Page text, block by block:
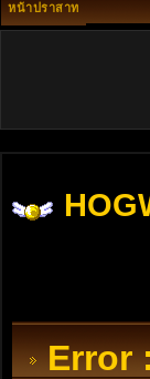
หน้าปราสาท
Error